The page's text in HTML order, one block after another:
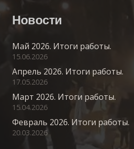
Новости
Май 2026. Итоги работы.
15.06.2026
Апрель 2026. Итоги работы.
17.05.2026
Март 2026. Итоги работы.
15.04.2026
Февраль 2026. Итоги работы.
20.03.2026